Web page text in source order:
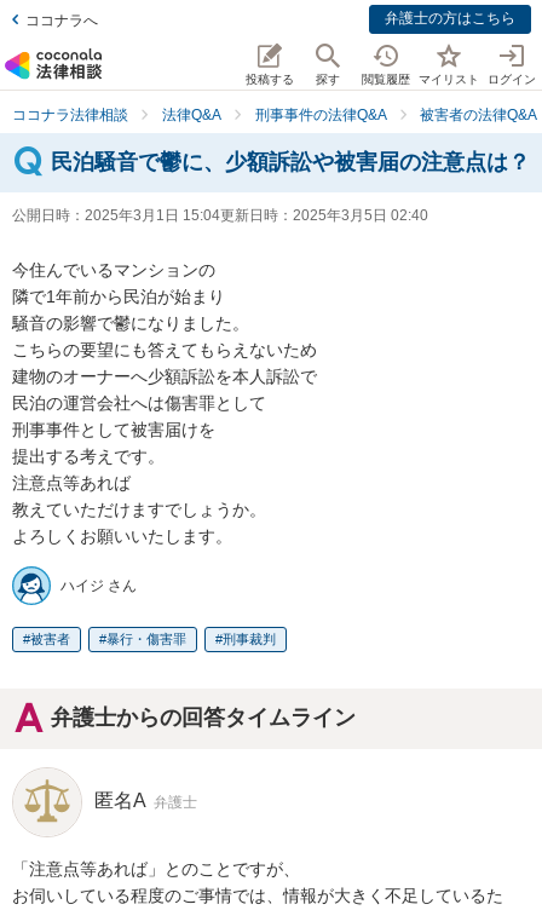
ココナラへ 弁護士の方はこちら
投稿する 探す 閲覧履歴 マイリスト ログイン
ココナラ法律相談 法律Q&A 刑事事件の法律Q&A 被害者の法律Q&A
民泊騒音で鬱に、少額訴訟や被害届の注意点は？
公開日時： 2025年3月1日 15:04更新日時： 2025年3月5日 02:40
今住んでいるマンションの
隣で1年前から民泊が始まり
騒音の影響で鬱になりました。
こちらの要望にも答えてもらえないため
建物のオーナーへ少額訴訟を本人訴訟で
民泊の運営会社へは傷害罪として
刑事事件として被害届けを
提出する考えです。
注意点等あれば
教えていただけますでしょうか。
よろしくお願いいたします。
ハイジ さん
被害者 暴行・傷害罪 刑事裁判
弁護士からの回答タイムライン
匿名A 弁護士
「注意点等あれば」とのことですが、
お伺いしている程度のご事情では、情報が大きく不足しているた